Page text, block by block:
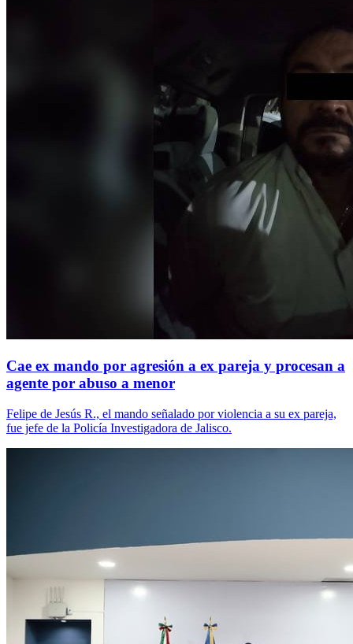
Cae ex mando por agresión a ex pareja y procesan a
agente por abuso a menor
Felipe de Jesús R., el mando señalado por violencia a su ex pareja,
fue jefe de la Policía Investigadora de Jalisco.